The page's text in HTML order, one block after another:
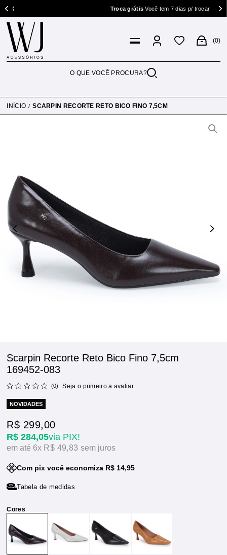
Troca grátisVocê tem 7 dias p/ trocar
0
INÍCIO SCARPIN RECORTE RETO BICO FINO 7,5CM
Scarpin Recorte Reto Bico Fino 7,5cm
169452-083
(0) Seja o primeiro a avaliar
NOVIDADES
R$ 284,05via PIX!
R$ 299,00
6x R$ 49,83sem juros
Com pix você economiza R$ 14,95
Tabela de medidas